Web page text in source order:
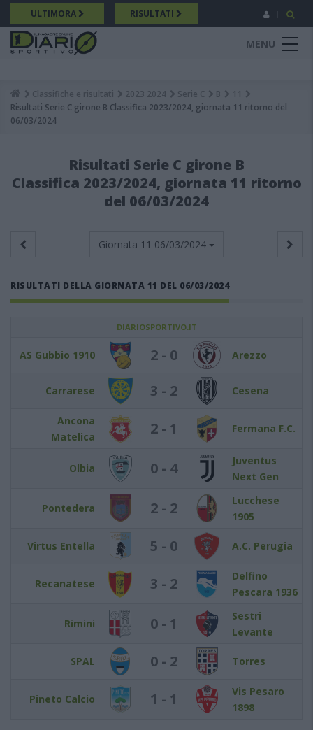
Salta
al
contenuto
principale
ULTIMORA RISULTATI
MENU
Breadcrumb
Classifiche e risultati 2023 2024 Serie C B
11
Risultati Serie C girone B Classifica 2023/2024, giornata 11 ritorno del
06/03/2024
Risultati Serie C girone B
Classifica 2023/2024, giornata 11 ritorno
del 06/03/2024
Giornata 11 06/03/2024
RISULTATI DELLA GIORNATA 11 DEL 06/03/2024
DIARIOSPORTIVO.IT
AS Gubbio 1910 2 - 0 Arezzo
Carrarese 3 - 2 Cesena
Ancona
Matelica
2 - 1 Fermana F.C.
Olbia 0 - 4
Juventus
Next Gen
Pontedera 2 - 2
Lucchese
1905
Virtus Entella 5 - 0 A.C. Perugia
Recanatese 3 - 2
Delfino
Pescara 1936
Rimini 0 - 1
Sestri
Levante
SPAL 0 - 2 Torres
Pineto Calcio 1 - 1
Vis Pesaro
1898